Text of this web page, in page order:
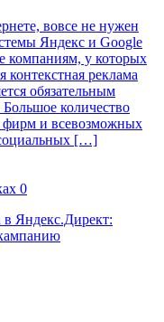
вовсе не нужен
Яндекс и Google
компаниям, у которых
контекстная реклама
обязательным
количество
фирм и всевозможных
социальных […]
0